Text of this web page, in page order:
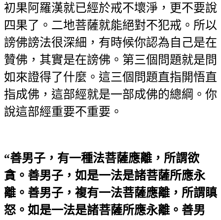
初果阿羅漢就已經於戒不壞淨，更不要說
四果了。二地菩薩就能絕對不犯戒。所以
謗佛謗法很深細，有時候你認為自己是在
贊佛，其實是在謗佛。第三個問題就是問
如來證得了什麼。這三個問題直指開悟直
指成佛，這部經就是一部成佛的總綱。你
說這部經重要不重要。
“善男子，有一種法菩薩應離，所謂欲
貪。善男子，如是一法是諸菩薩所應永
離。善男子，複有一法菩薩應離，所謂瞋
怒。如是一法是諸菩薩所應永離。善男